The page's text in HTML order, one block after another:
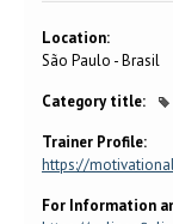
Location:
São Paulo - Brasil
Category title:
Trainer Profile:
https://
For Information